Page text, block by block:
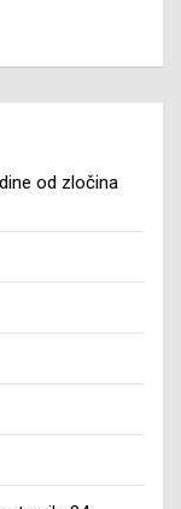
od zločina